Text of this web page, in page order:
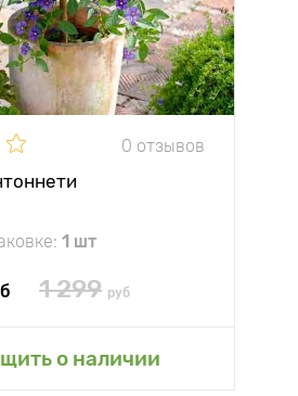
0 отзывов
1 шт
1 299 руб
о наличии